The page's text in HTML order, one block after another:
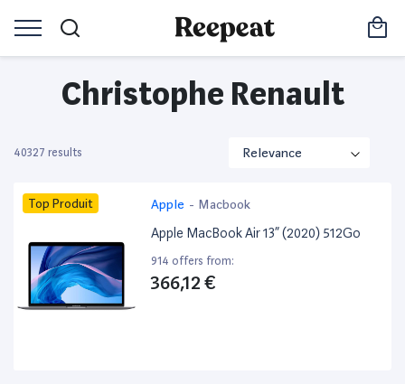
Christophe Renault
40327 results
Top Produit Apple - Macbook
Apple MacBook Air 13” (2020) 512Go
914 offers from:
366,12 €